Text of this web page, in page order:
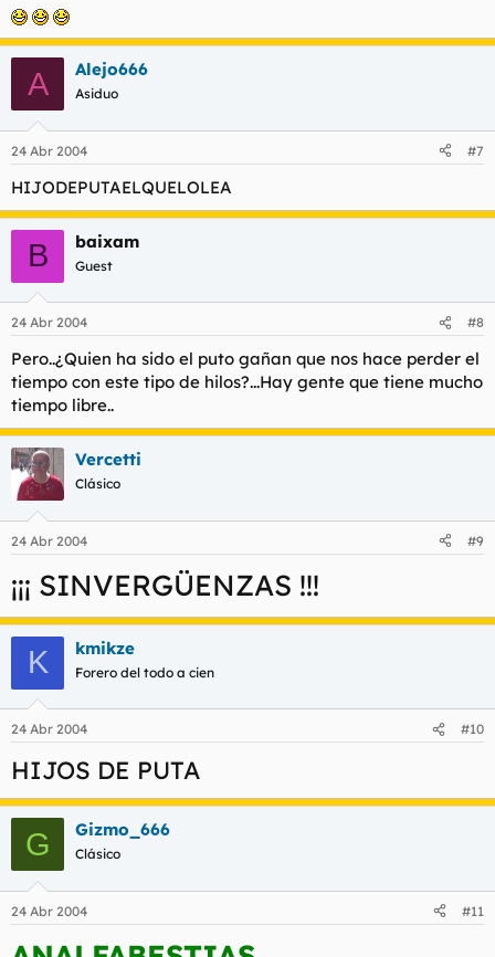
A Alejo666
Asiduo
24 Abr 2004 #7
HIJODEPUTAELQUELOLEA
B baixam
Guest
24 Abr 2004 #8
Pero..¿Quien ha sido el puto gañan que nos hace perder el
tiempo con este tipo de hilos?...Hay gente que tiene mucho
tiempo libre..
Vercetti
Clásico
24 Abr 2004 #9
¡¡¡ SINVERGÜENZAS !!!
K kmikze
Forero del todo a cien
24 Abr 2004 #10
HIJOS DE PUTA
G Gizmo_666
Clásico
24 Abr 2004 #11